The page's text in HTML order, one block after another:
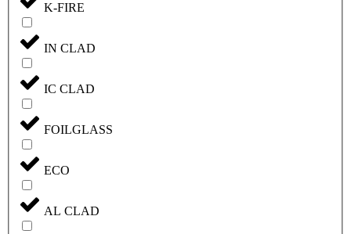
K-FIRE
IN CLAD
IC CLAD
FOILGLASS
ECO
AL CLAD